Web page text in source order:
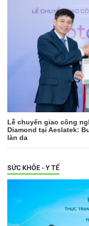
Lễ chuyển giao công
Diamond tại Aeslatek:
làn da
SỨC KHỎE - Y TẾ